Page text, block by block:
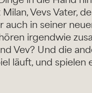
Vevs Vater,
auch in seiner
irgendwie
Vev? Und die
läuft, und spielen